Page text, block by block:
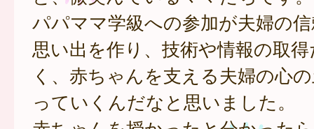
パパママ学級への参加が夫婦の
思い出を作り、技術や情報の取
く、赤ちゃんを支える夫婦の心
っていくんだなと思いました。